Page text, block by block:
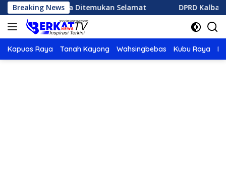
Langsung
ke
konten
Breaking News
Karhutla Ditemukan Selamat DPRD Kalbar
Kapuas Raya Tanah Kayong Wahsingbebas Kubu Raya